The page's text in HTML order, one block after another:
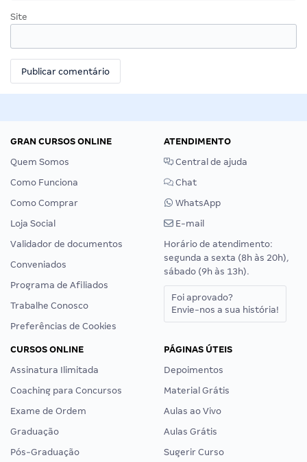
Site
GRAN CURSOS ONLINE
Quem Somos
Como Funciona
Como Comprar
Loja Social
Validador de documentos
Conveniados
Programa de Afiliados
Trabalhe Conosco
Preferências de Cookies
ATENDIMENTO
Central de ajuda
Chat
WhatsApp
E-mail
Horário de atendimento:
segunda a sexta (8h às 20h),
sábado (9h às 13h).
Foi aprovado?
Envie-nos a sua história!
CURSOS ONLINE
Assinatura Ilimitada
Coaching para Concursos
Exame de Ordem
Graduação
Pós-Graduação
PÁGINAS ÚTEIS
Depoimentos
Material Grátis
Aulas ao Vivo
Aulas Grátis
Sugerir Curso